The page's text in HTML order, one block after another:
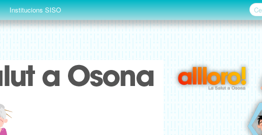
Institucions SISO